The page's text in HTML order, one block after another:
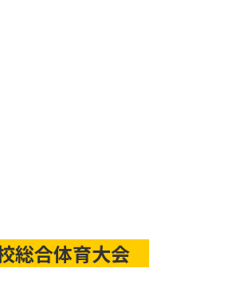
総合体育大会